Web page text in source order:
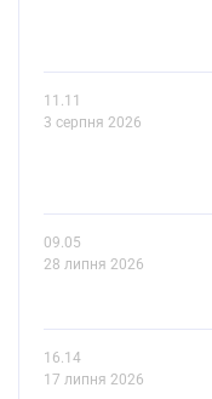
11.11
3 серпня 2026
09.05
28 липня 2026
16.14
17 липня 2026